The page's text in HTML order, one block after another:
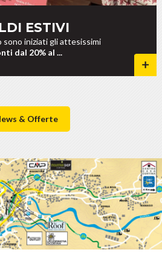
ESTIVI
sono iniziati gli attesissimi
dal 20% al ...
& Offerte